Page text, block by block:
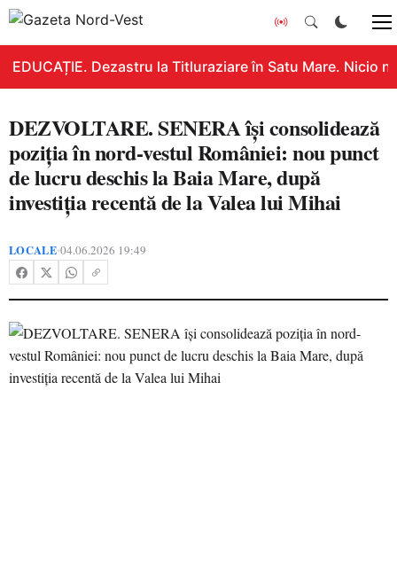
EDUCAȚIE. Dezastru la Titluraziare în Satu Mare. Nicio
DEZVOLTARE. SENERA își consolidează
poziția în nord-vestul României: nou punct
de lucru deschis la Baia Mare, după
investiția recentă de la Valea lui Mihai
LOCALE•04.06.2026 19:49